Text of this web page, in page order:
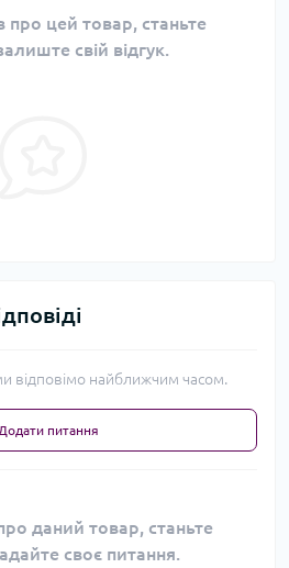
про цей товар, станьте
свій відгук.
відповімо найближчим часом.
питання
даний товар, станьте
своє питання.